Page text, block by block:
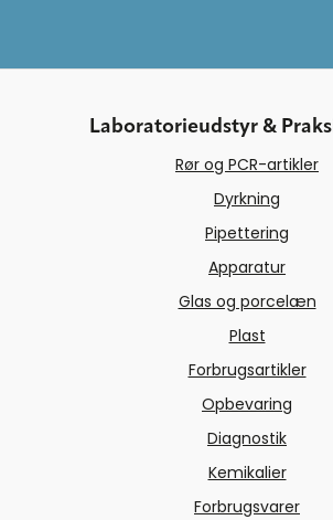
Laboratorieudstyr &
Rør og PCR-artikler
Dyrkning
Pipettering
Apparatur
Glas og porcelæn
Plast
Forbrugsartikler
Opbevaring
Diagnostik
Kemikalier
Forbrugsvarer